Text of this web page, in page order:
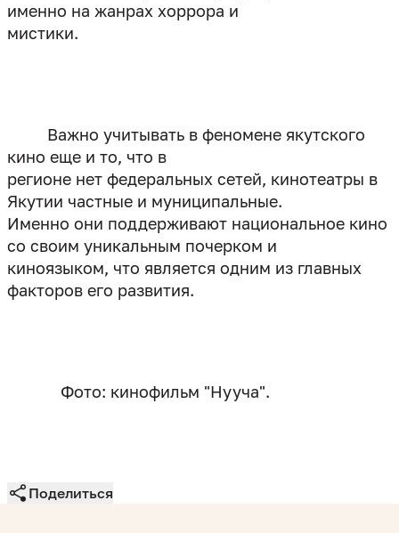
именно на жанрах хоррора и
мистики.
Важно учитывать в феномене якутского
кино еще и то, что в
регионе нет федеральных сетей, кинотеатры в
Якутии частные и муниципальные.
Именно они поддерживают национальное кино
со своим уникальным почерком и
киноязыком, что является одним из главных
факторов его развития.
Фото: кинофильм "Нууча".
Поделиться